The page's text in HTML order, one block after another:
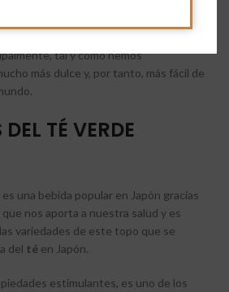
tal y como hemos
más dulce y, por tanto, más fácil de
TÉ VERDE
una bebida popular en Japón gracias
nos aporta a nuestra salud y es
variedades de este topo que se
del té en Japón.
estimulantes, es uno de los